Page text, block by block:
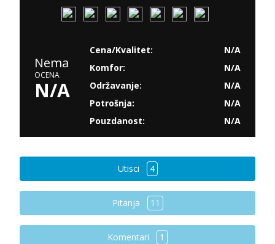
Nema
OCENA
N/A
Cena/Kvalitet:
N/A
Komfor:
N/A
Održavanje:
N/A
Potrošnja:
N/A
Pouzdanost:
N/A
Utisci 4
Pitanja 11
Komentari 1